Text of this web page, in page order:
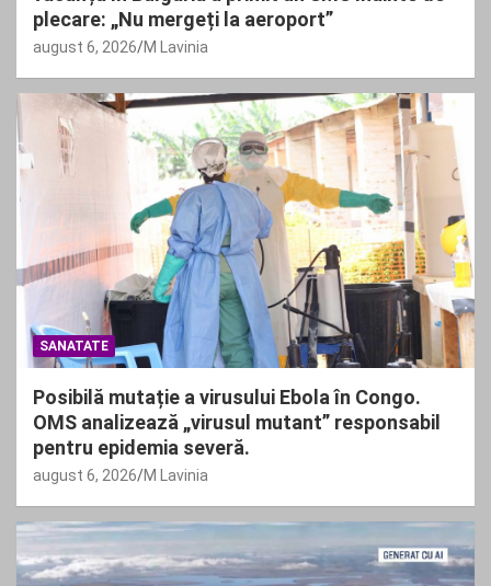
plecare: „Nu mergeți la aeroport”
august 6, 2026 M Lavinia
SANATATE
Posibilă mutație a virusului Ebola în Congo.
OMS analizează „virusul mutant” responsabil
pentru epidemia severă.
august 6, 2026 M Lavinia